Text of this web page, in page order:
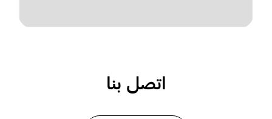
اتصل بنا